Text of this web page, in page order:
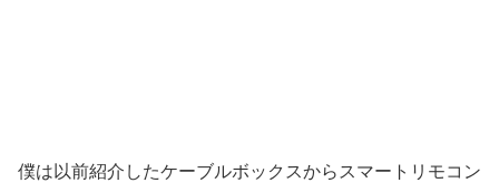
僕は以前紹介したケーブルボックスからスマートリモコン